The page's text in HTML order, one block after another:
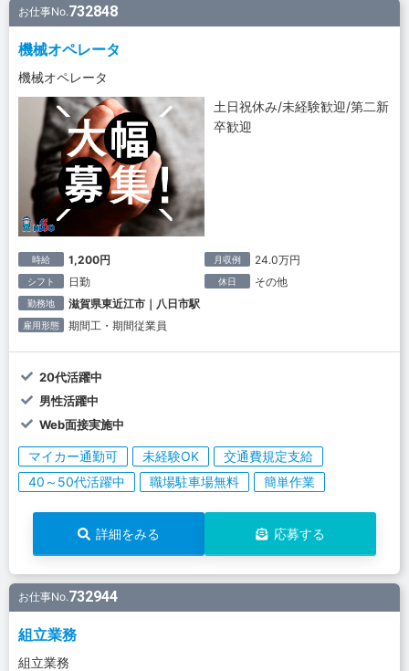
お仕事No.732848
機械オペレータ
機械オペレータ
土日祝休み/未経験歓迎/第二新
卒歓迎
時給 1,200円 月収例 24.0万円
シフト 日勤 休日 その他
勤務地 滋賀県東近江市｜八日市駅
雇用形態 期間工・期間従業員
20代活躍中
男性活躍中
Web面接実施中
マイカー通勤可 未経験OK
交通費規定支給
40～50代活躍中
職場駐車場無料 簡単作業
詳細をみる 応募する
お仕事No.732944
組立業務
組立業務